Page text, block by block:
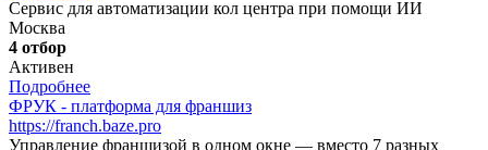
Сервис для автоматизации кол центра при помощи ИИ
Москва
4 отбор
Активен
Подробнее
ФРУК - платформа для франшиз
https://franch.baze.pro
Управление франшизой в одном окне — вместо 7 разных